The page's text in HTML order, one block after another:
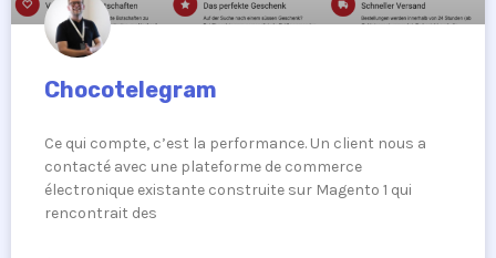
Chocotelegram
Ce qui compte, c’est la performance. Un client nous a
contacté avec une plateforme de commerce
électronique existante construite sur Magento 1 qui
rencontrait des